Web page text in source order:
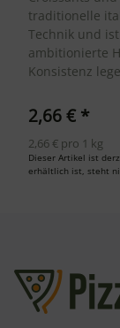
traditionelle
Technik und
ambitionierte
Konsistenz
2,66 € *
2,66 € pro 1 kg
Dieser Artikel ist
erhältlich ist, steht